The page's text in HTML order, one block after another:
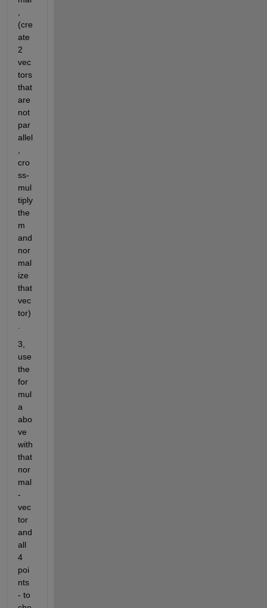
(cre
ate
2
vec
tors
that
are
not
par
allel
cro
ss-
mul
tiply
the
m
and
nor
mal
ize
that
vec
tor)
3,
use
the
for
mul
a
abo
ve
with
that
nor
mal
-
vec
tor
and
all
4
poi
nts
- to